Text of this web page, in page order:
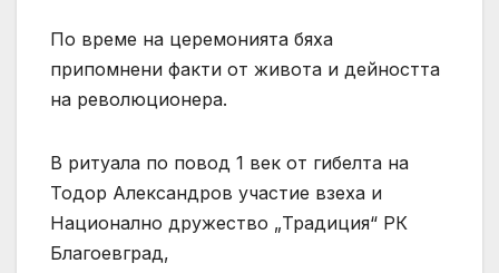
По време на церемонията бяха
припомнени факти от живота и дейността
на революционера.
В ритуала по повод 1 век от гибелта на
Тодор Александров участие взеха и
Национално дружество „Традиция“ РК
Благоевград,